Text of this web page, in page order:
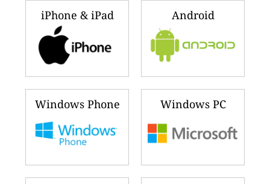
iPhone & iPad Android
Windows Phone Windows PC